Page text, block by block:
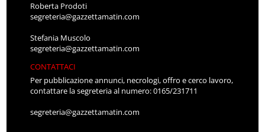
Roberta Prodoti
segreteria@gazzettamatin.com
Stefania Muscolo
segreteria@gazzettamatin.com
CONTATTACI
Per pubblicazione annunci, necrologi, offro e cerco lavoro,
contattare la segreteria al numero: 0165/231711
segreteria@gazzettamatin.com